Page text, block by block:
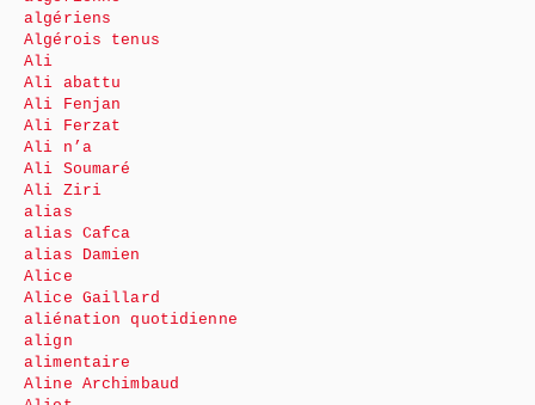
algériens
Algérois tenus
Ali
Ali abattu
Ali Fenjan
Ali Ferzat
Ali n’a
Ali Soumaré
Ali Ziri
alias
alias Cafca
alias Damien
Alice
Alice Gaillard
aliénation quotidienne
align
alimentaire
Aline Archimbaud